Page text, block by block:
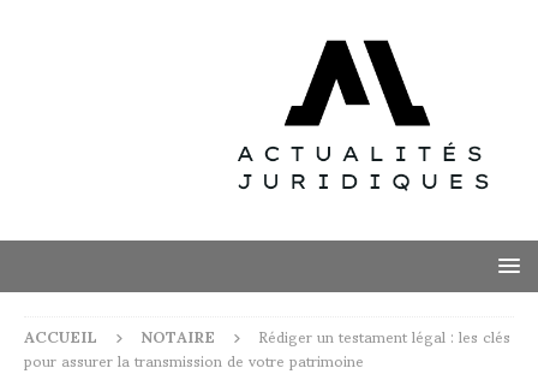
ACCUEIL NOTAIRE Rédiger un testament légal : les clés
pour assurer la transmission de votre patrimoine